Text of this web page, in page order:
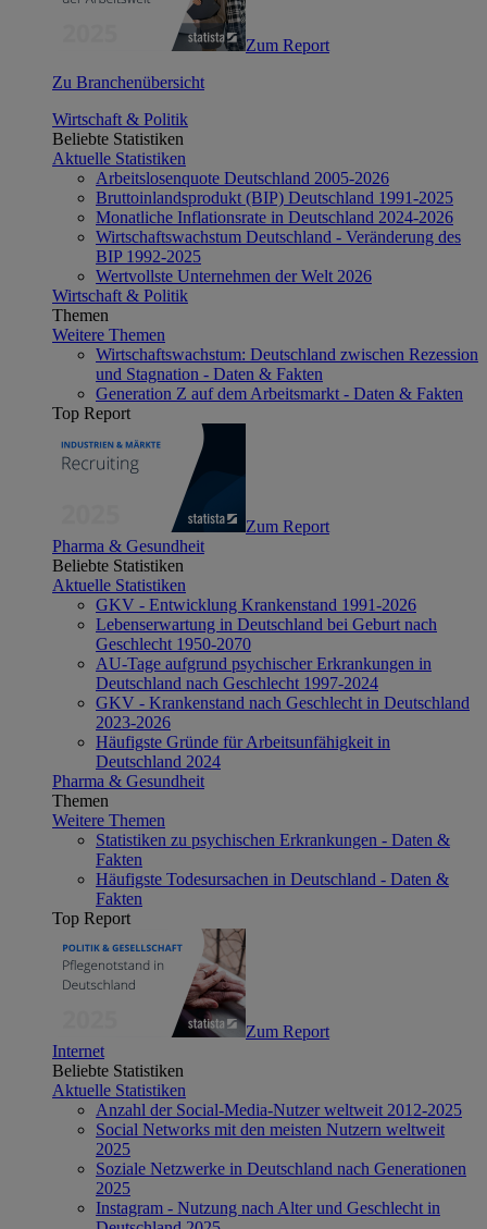
Zum Report
Zu Branchenübersicht
Wirtschaft & Politik
Beliebte Statistiken
Aktuelle Statistiken
Arbeitslosenquote Deutschland 2005-2026
Bruttoinlandsprodukt (BIP) Deutschland 1991-2025
Monatliche Inflationsrate in Deutschland 2024-2026
Wirtschaftswachstum Deutschland - Veränderung des
BIP 1992-2025
Wertvollste Unternehmen der Welt 2026
Wirtschaft & Politik
Themen
Weitere Themen
Wirtschaftswachstum: Deutschland zwischen Rezession
und Stagnation - Daten & Fakten
Generation Z auf dem Arbeitsmarkt - Daten & Fakten
Top Report
Zum Report
Pharma & Gesundheit
Beliebte Statistiken
Aktuelle Statistiken
GKV - Entwicklung Krankenstand 1991-2026
Lebenserwartung in Deutschland bei Geburt nach
Geschlecht 1950-2070
AU-Tage aufgrund psychischer Erkrankungen in
Deutschland nach Geschlecht 1997-2024
GKV - Krankenstand nach Geschlecht in Deutschland
2023-2026
Häufigste Gründe für Arbeitsunfähigkeit in
Deutschland 2024
Pharma & Gesundheit
Themen
Weitere Themen
Statistiken zu psychischen Erkrankungen - Daten &
Fakten
Häufigste Todesursachen in Deutschland - Daten &
Fakten
Top Report
Zum Report
Internet
Beliebte Statistiken
Aktuelle Statistiken
Anzahl der Social-Media-Nutzer weltweit 2012-2025
Social Networks mit den meisten Nutzern weltweit
2025
Soziale Netzwerke in Deutschland nach Generationen
2025
Instagram - Nutzung nach Alter und Geschlecht in